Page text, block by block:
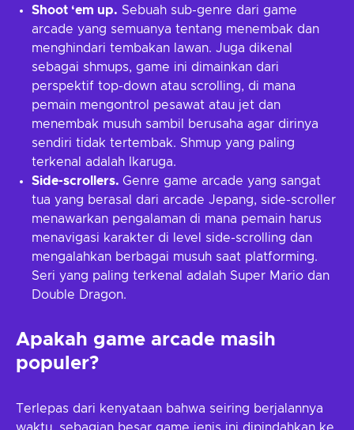
Shoot ‘em up. Sebuah sub-genre dari game
arcade yang semuanya tentang menembak dan
menghindari tembakan lawan. Juga dikenal
sebagai shmups, game ini dimainkan dari
perspektif top-down atau scrolling, di mana
pemain mengontrol pesawat atau jet dan
menembak musuh sambil berusaha agar dirinya
sendiri tidak tertembak. Shmup yang paling
terkenal adalah Ikaruga.
Side-scrollers. Genre game arcade yang sangat
tua yang berasal dari arcade Jepang, side-scroller
menawarkan pengalaman di mana pemain harus
menavigasi karakter di level side-scrolling dan
mengalahkan berbagai musuh saat platforming.
Seri yang paling terkenal adalah Super Mario dan
Double Dragon.
Apakah game arcade masih
populer?
Terlepas dari kenyataan bahwa seiring berjalannya